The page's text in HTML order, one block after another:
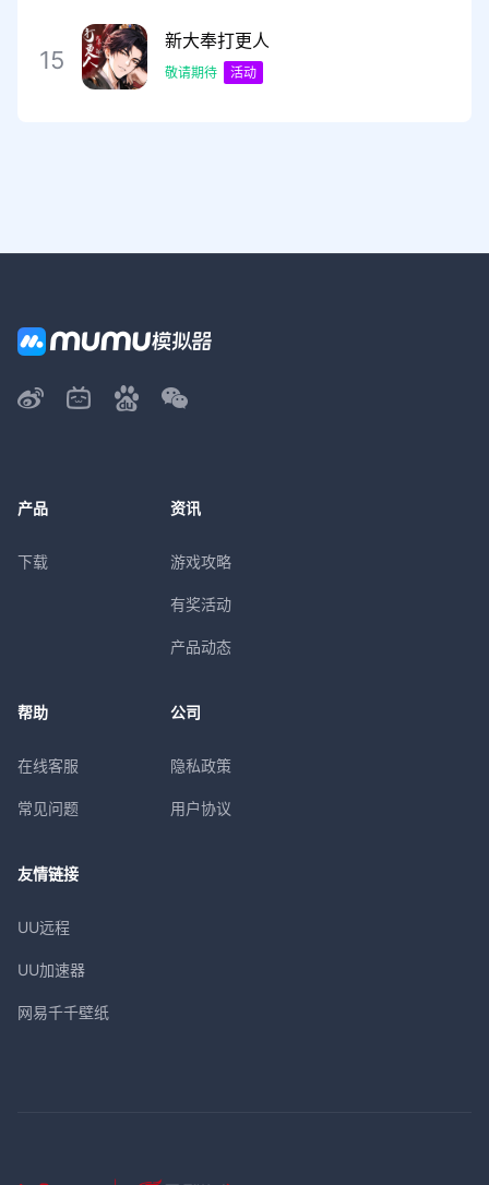
15
新大奉打更人
敬请期待 活动
产品
下载
资讯
游戏攻略
有奖活动
产品动态
帮助
在线客服
常见问题
公司
隐私政策
用户协议
友情链接
UU远程
UU加速器
网易千千壁纸